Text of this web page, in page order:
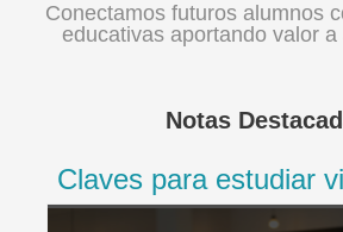
Conectamos futuros alumnos
educativas aportando valor
Notas
Claves para estudiar